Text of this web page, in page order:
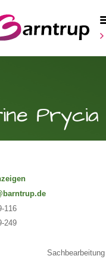
Prycia
116
249
Sachbearbeitung